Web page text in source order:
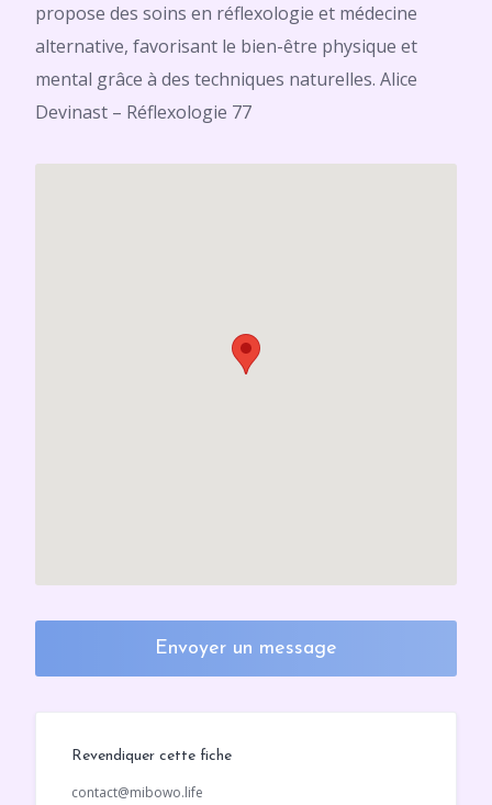
propose des soins en réflexologie et médecine
alternative, favorisant le bien-être physique et
mental grâce à des techniques naturelles. Alice
Devinast – Réflexologie 77
Envoyer un message
Revendiquer cette fiche
contact@mibowo.life